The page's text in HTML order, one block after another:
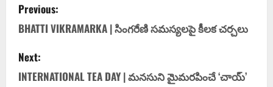
Previous:
BHATTI VIKRAMARKA | సింగరేణి సమస్యలపై కీలక చర్చలు
Next:
INTERNATIONAL TEA DAY | మనసుని మైమరపించే ‘చాయ్’